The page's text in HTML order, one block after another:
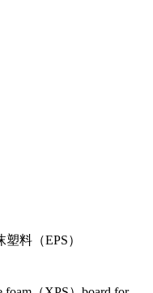
料（EPS）